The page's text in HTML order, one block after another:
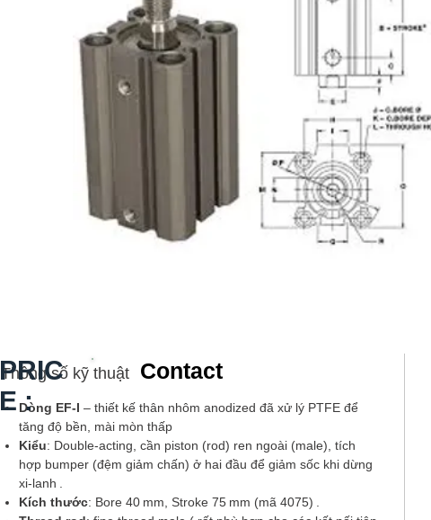
Thông số kỹ thuật
Dòng EF‑I – thiết kế thân nhôm anodized đã xử lý PTFE để
tăng độ bền, mài mòn thấp
Kiểu: Double‑acting, cần piston (rod) ren ngoài (male), tích
hợp bumper (đệm giảm chấn) ở hai đầu để giảm sốc khi dừng
xi‑lanh .
Kích thước: Bore 40 mm, Stroke 75 mm (mã 4075) .
Contact
PRIC
E :